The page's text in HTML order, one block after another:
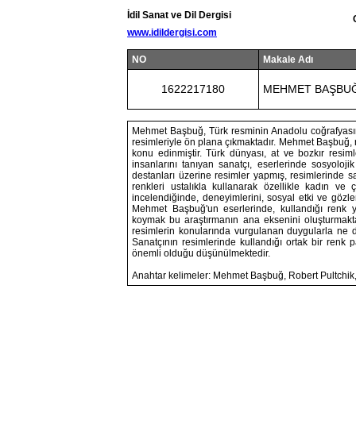
İdil Sanat ve Dil Dergisi
www.idildergisi.com
NO Makale Adı
1622217180 MEHMET
Mehmet Başbuğ, Türk resminin Anadolu
resimleriyle ön plana çıkmaktadır. Mehmet
konu edinmiştir. Türk dünyası, at ve bozkır
insanlarını tanıyan sanatçı, eserlerinde
destanları üzerine resimler yapmış, resimlerinde
renkleri ustalıkla kullanarak özellikle kadın ve
incelendiğinde, deneyimlerini, sosyal etki ve
Mehmet Başbuğ'un eserlerinde, kullandığı renk
koymak bu araştırmanın ana eksenini
resimlerin konularında vurgulanan duygularla ne
Sanatçının resimlerinde kullandığı ortak bir
önemli olduğu düşünülmektedir.
Anahtar kelimeler: Mehmet Başbuğ, Robert